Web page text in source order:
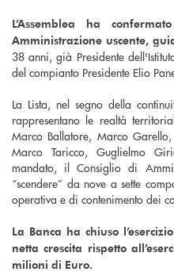
L’Assemblea ha
Amministrazione uscente,
38 anni, già Presidente
del compianto Presidente Elio
La Lista, nel segno della
rappresentano le realtà
Marco Ballatore, Marco
Marco Taricco, Guglielmo
mandato, il Consiglio di
“scendere” da nove a sette
operativa e di contenimento dei
La Banca ha chiuso
netta crescita rispetto
milioni di Euro.